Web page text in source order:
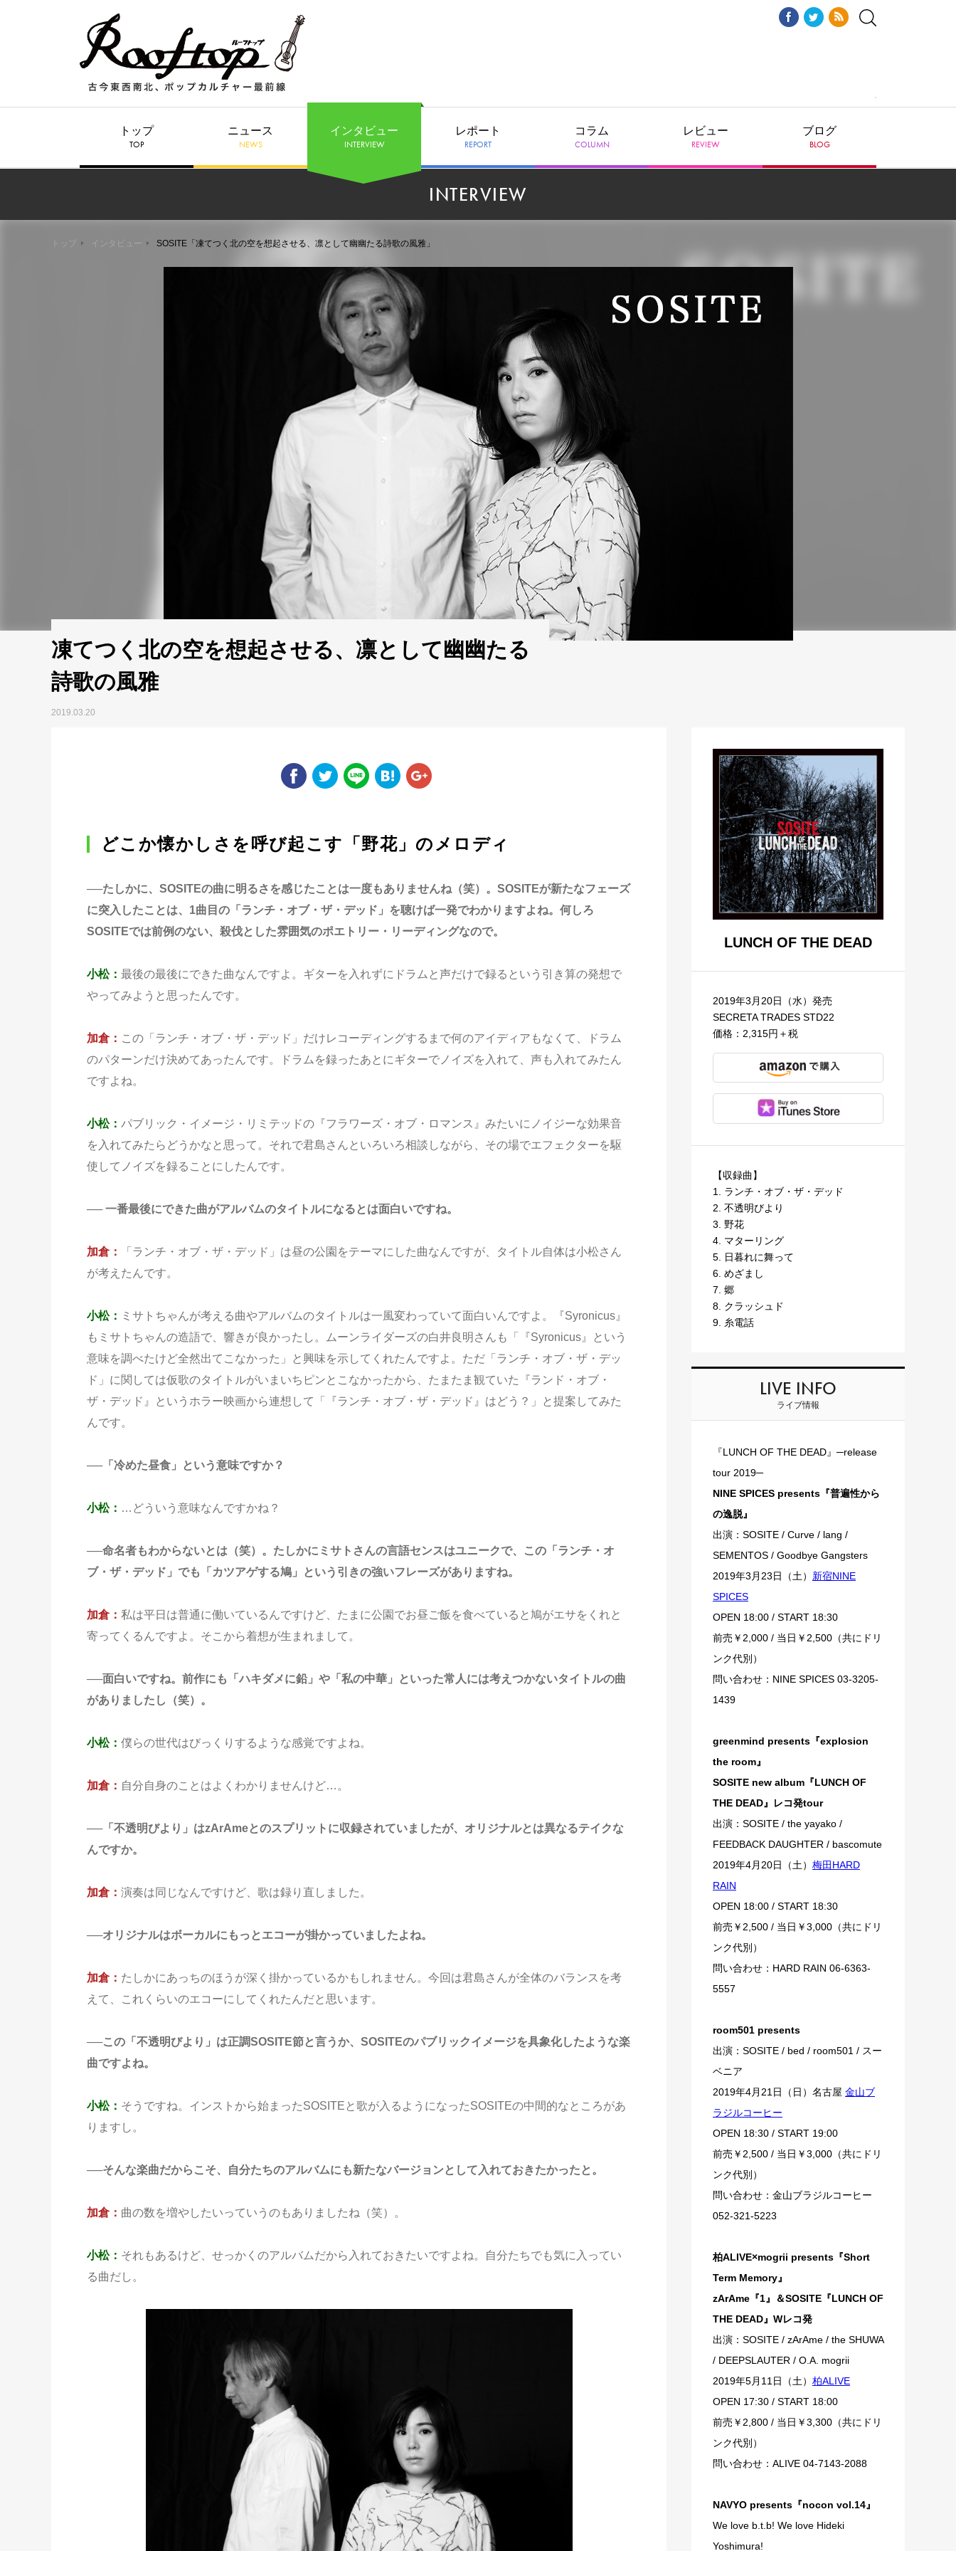
トップ
TOP
ニュース
NEWS
インタビュー
INTERVIEW
レポート
REPORT
コラム
COLUMN
レビュー
REVIEW
ブログ
BLOG
INTERVIEW
トップ インタビュー SOSITE「凍てつく北の空を想起させる、凛として幽幽たる詩歌の風雅」
凍てつく北の空を想起させる、凛として幽幽たる
詩歌の風雅
2019.03.20
どこか懐かしさを呼び起こす「野花」のメロディ
──たしかに、SOSITEの曲に明るさを感じたことは一度もありませんね（笑）。SOSITEが新たなフェーズ
に突入したことは、1曲目の「ランチ・オブ・ザ・デッド」を聴けば一発でわかりますよね。何しろ
SOSITEでは前例のない、殺伐とした雰囲気のポエトリー・リーディングなので。
小松： 最後の最後にできた曲なんですよ。ギターを入れずにドラムと声だけで録るという引き算の発想で
やってみようと思ったんです。
加倉： この「ランチ・オブ・ザ・デッド」だけレコーディングするまで何のアイディアもなくて、ドラム
のパターンだけ決めてあったんです。ドラムを録ったあとにギターでノイズを入れて、声も入れてみたん
ですよね。
小松： パブリック・イメージ・リミテッドの『フラワーズ・オブ・ロマンス』みたいにノイジーな効果音
を入れてみたらどうかなと思って。それで君島さんといろいろ相談しながら、その場でエフェクターを駆
使してノイズを録ることにしたんです。
── 一番最後にできた曲がアルバムのタイトルになるとは面白いですね。
加倉：
「ランチ・オブ・ザ・デッド」は昼の公園をテーマにした曲なんですが、タイトル自体は小松さん
が考えたんです。
小松： ミサトちゃんが考える曲やアルバムのタイトルは一風変わっていて面白いんですよ。『Syronicus』
もミサトちゃんの造語で、響きが良かったし。ムーンライダーズの白井良明さんも「『Syronicus』という
意味を調べたけど全然出てこなかった」と興味を示してくれたんですよ。ただ「ランチ・オブ・ザ・デッ
ド」に関しては仮歌のタイトルがいまいちピンとこなかったから、たまたま観ていた『ランド・オブ・
ザ・デッド』というホラー映画から連想して「『ランチ・オブ・ザ・デッド』はどう？」と提案してみた
んです。
──「冷めた昼食」という意味ですか？
小松： …どういう意味なんですかね？
──命名者もわからないとは（笑）。たしかにミサトさんの言語センスはユニークで、この「ランチ・オ
ブ・ザ・デッド」でも「カツアゲする鳩」という引きの強いフレーズがありますね。
加倉： 私は平日は普通に働いているんですけど、たまに公園でお昼ご飯を食べていると鳩がエサをくれと
寄ってくるんですよ。そこから着想が生まれまして。
──面白いですね。前作にも「ハキダメに鉛」や「私の中華」といった常人には考えつかないタイトルの曲
がありましたし（笑）。
小松： 僕らの世代はびっくりするような感覚ですよね。
加倉： 自分自身のことはよくわかりませんけど…。
──「不透明びより」はzArAmeとのスプリットに収録されていましたが、オリジナルとは異なるテイクな
んですか。
加倉： 演奏は同じなんですけど、歌は録り直しました。
──オリジナルはボーカルにもっとエコーが掛かっていましたよね。
加倉： たしかにあっちのほうが深く掛かっているかもしれません。今回は君島さんが全体のバランスを考
えて、これくらいのエコーにしてくれたんだと思います。
──この「不透明びより」は正調SOSITE節と言うか、SOSITEのパブリックイメージを具象化したような楽
曲ですよね。
小松： そうですね。インストから始まったSOSITEと歌が入るようになったSOSITEの中間的なところがあ
りますし。
──そんな楽曲だからこそ、自分たちのアルバムにも新たなバージョンとして入れておきたかったと。
加倉： 曲の数を増やしたいっていうのもありましたね（笑）。
小松： それもあるけど、せっかくのアルバムだから入れておきたいですよね。自分たちでも気に入ってい
る曲だし。
LUNCH OF THE DEAD
2019年3月20日（水）発売
SECRETA TRADES STD22
価格：2,315円＋税
【収録曲】
1. ランチ・オブ・ザ・デッド
2. 不透明びより
3. 野花
4. マターリング
5. 日暮れに舞って
6. めざまし
7. 郷
8. クラッシュド
9. 糸電話
LIVE INFO
ライブ情報
『LUNCH OF THE DEAD』─release
tour 2019─
NINE SPICES presents『普遍性から
の逸脱』
出演：SOSITE / Curve / lang /
SEMENTOS / Goodbye Gangsters
2019年3月23日（土） 新宿NINE
SPICES
OPEN 18:00 / START 18:30
前売￥2,000 / 当日￥2,500（共にドリ
ンク代別）
問い合わせ：NINE SPICES 03-3205-
1439
greenmind presents『explosion
the room』
SOSITE new album『LUNCH OF
THE DEAD』レコ発tour
出演：SOSITE / the yayako /
FEEDBACK DAUGHTER / bascomute
2019年4月20日（土） 梅田HARD
RAIN
OPEN 18:00 / START 18:30
前売￥2,500 / 当日￥3,000（共にドリ
ンク代別）
問い合わせ：HARD RAIN 06-6363-
5557
room501 presents
出演：SOSITE / bed / room501 / スー
ベニア
2019年4月21日（日）名古屋 金山ブ
ラジルコーヒー
OPEN 18:30 / START 19:00
前売￥2,500 / 当日￥3,000（共にドリ
ンク代別）
問い合わせ：金山ブラジルコーヒー
052-321-5223
柏ALIVE×mogrii presents『Short
Term Memory』
zArAme『1』＆SOSITE『LUNCH OF
THE DEAD』Wレコ発
出演：SOSITE / zArAme / the SHUWA
/ DEEPSLAUTER / O.A. mogrii
2019年5月11日（土） 柏ALIVE
OPEN 17:30 / START 18:00
前売￥2,800 / 当日￥3,300（共にドリ
ンク代別）
問い合わせ：ALIVE 04-7143-2088
NAVYO presents『nocon vol.14』
We love b.t.b! We love Hideki
Yoshimura!